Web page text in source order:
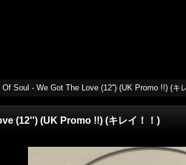
Of Soul - We Got The Love (12'') (UK Promo !!) (キ
(12'') (UK Promo !!) (キレイ！！)